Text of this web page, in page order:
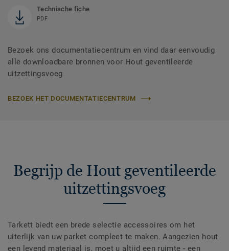
Technische fiche
PDF
Bezoek ons documentatiecentrum en vind daar eenvoudig
alle downloadbare bronnen voor Hout geventileerde
uitzettingsvoeg
BEZOEK HET DOCUMENTATIECENTRUM
Begrijp de Hout geventileerde
uitzettingsvoeg
Tarkett biedt een brede selectie accessoires om het
uiterlijk van uw parket compleet te maken. Aangezien hout
een levend materiaal is, moet u altijd een ruimte - een